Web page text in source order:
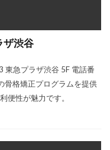
ザ渋谷
東急プラザ渋谷 5F 電話番
格矯正プログラムを提供
便性が魅力です。